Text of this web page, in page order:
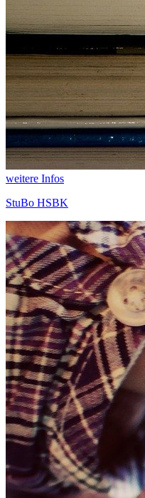
weitere Infos
StuBo HSBK